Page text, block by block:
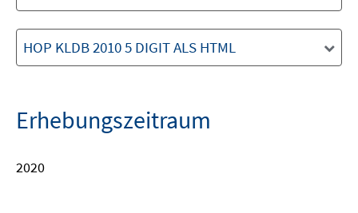
HOP KLDB 2010 5 DIGIT ALS HTML
Erhebungszeitraum
2020